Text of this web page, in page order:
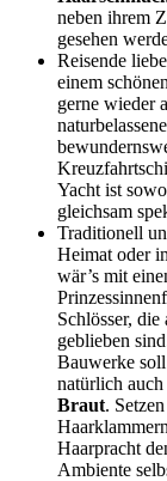
neben ihrem
gesehen
Reisende
einem
gerne wieder
Yacht ist
gleichsam
Traditionell
Heimat oder
wär’s mit
Schlösser,
geblieben
Bauwerke
natürlich
Braut.
Haarpracht
Ambiente